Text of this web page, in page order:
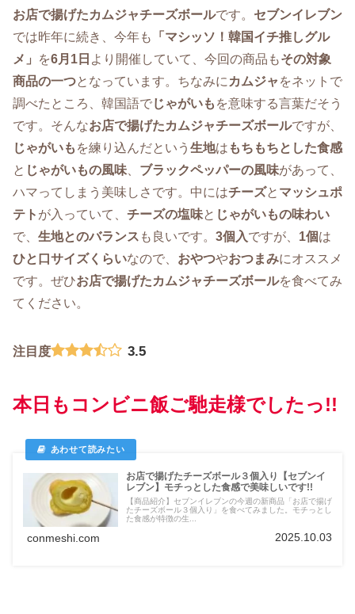
お店で揚げたカムジャチーズボールです。 セブンイレブン
では昨年に続き、今年も
「マシッソ！韓国イチ推しグル
メ」
を6月1日 より開催していて、今回の商品もその対象
商品の一つとなっています。ちなみにカムジャ をネットで
調べたところ、韓国語でじゃがいも を意味する言葉だそう
です。そんなお店で揚げたカムジャチーズボールですが、
じゃがいも を練り込んだという 生地は もちもちとした食感
と じゃがいもの風味、 ブラックペッパーの風味があって、
ハマってしまう美味しさです。中にはチーズと マッシュポ
テト が入っていて、 チーズの塩味と じゃがいもの味わい
で、 生地とのバランス も良いです。 3個入ですが、 1個は
ひと口サイズくらいなので、 おやつやおつまみにオススメ
です。ぜひお店で揚げたカムジャチーズボールを食べてみ
てください。
注目度 3.5
本日もコンビニ飯ご馳走様でしたっ!!
お店で揚げたチーズボール３個入り【セブンイ
レブン】モチっとした食感で美味しいです!!
【商品紹介】セブンイレブンの今週の新商品「お店で揚げ
たチーズボール３個入り」を食べてみました。モチっとし
た食感が特徴の生...
conmeshi.com 2025.10.03